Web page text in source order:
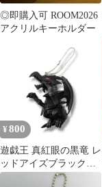
◎即購入可 ROOM2026
アクリルキーホルダー
¥ 800
遊戯王 真紅眼の黒竜 レ
ッドアイズブラックド
ラゴン フィギュア キー